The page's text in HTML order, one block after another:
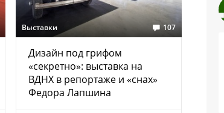
Выставки 107
Дизайн под грифом
«секретно»: выставка на
ВДНХ в репортаже и «снах»
Федора Лапшина